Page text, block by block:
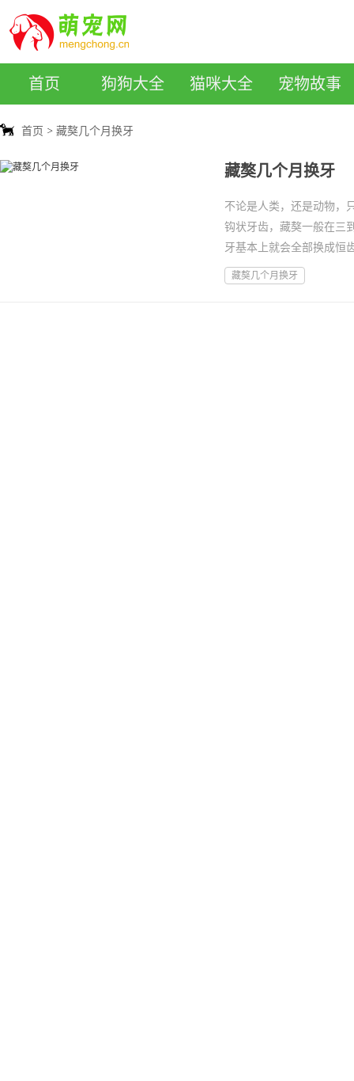
首页 狗狗大全 猫咪大全 宠物故事
首页 藏獒几个月换牙
藏獒几个月换牙
不论是人类，还是动物，
钩状牙齿，藏獒一般在三
牙基本上就会全部换成恒
藏...
藏獒几个月换牙